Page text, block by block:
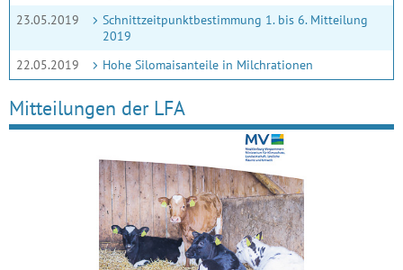
23.05.2019
Schnittzeitpunktbestimmung 1. bis 6. Mitteilung
2019
22.05.2019
Hohe Silomaisanteile in Milchrationen
Mit­tei­lungen der LFA